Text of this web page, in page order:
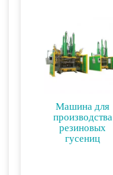
Машина для
производства
резиновых
гусениц